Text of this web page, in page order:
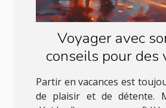
Voyager avec
conseils pour des
sans stress
Partir en vacances est
de plaisir et de détente.